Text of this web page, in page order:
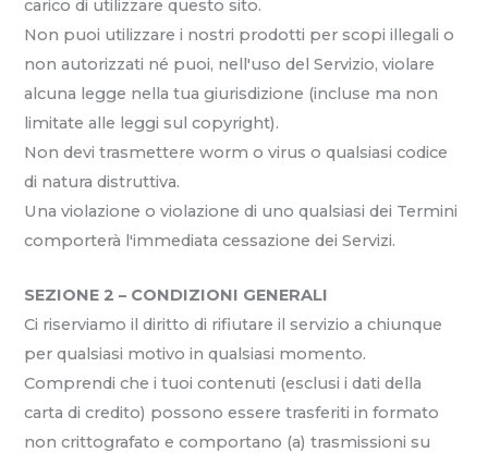
carico di utilizzare questo sito.
Non puoi utilizzare i nostri prodotti per scopi illegali o
non autorizzati né puoi, nell'uso del Servizio, violare
alcuna legge nella tua giurisdizione (incluse ma non
limitate alle leggi sul copyright).
Non devi trasmettere worm o virus o qualsiasi codice
di natura distruttiva.
Una violazione o violazione di uno qualsiasi dei Termini
comporterà l'immediata cessazione dei Servizi.
SEZIONE 2 – CONDIZIONI GENERALI
Ci riserviamo il diritto di rifiutare il servizio a chiunque
per qualsiasi motivo in qualsiasi momento.
Comprendi che i tuoi contenuti (esclusi i dati della
carta di credito) possono essere trasferiti in formato
non crittografato e comportano (a) trasmissioni su